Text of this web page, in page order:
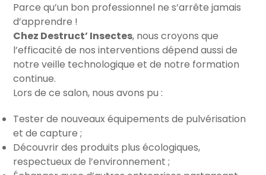
Parce qu’un bon professionnel ne s’arrête jamais
d’apprendre !
Chez Destruct’ Insectes, nous croyons que
l’efficacité de nos interventions dépend aussi de
notre veille technologique et de notre formation
continue.
Lors de ce salon, nous avons pu :
Tester de nouveaux équipements de pulvérisation
et de capture ;
Découvrir des produits plus écologiques,
respectueux de l’environnement ;